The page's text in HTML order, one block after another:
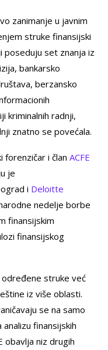
zanimanje u javnim
struke finansijski
poseduju set znanja iz
bankarsko
berzansko
kriminalnih radnji,
znatno se povećala.
forenzičar i član ACFE
je
i Deloitte
nedelje borbe
finansijskim
finansijskog
određene struke već
iz više oblasti.
se na samo
finansijskih
obavlja niz drugih